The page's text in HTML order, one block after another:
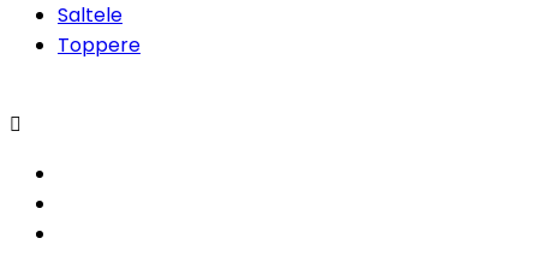
Saltele
Toppere
